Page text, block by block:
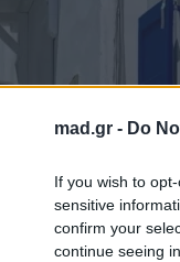
mad.gr - Do
If you wish to
sensitive
confirm your
continue seeing